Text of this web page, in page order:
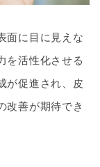
面に目に見えな
を活性化させる
が促進され、皮
改善が期待でき